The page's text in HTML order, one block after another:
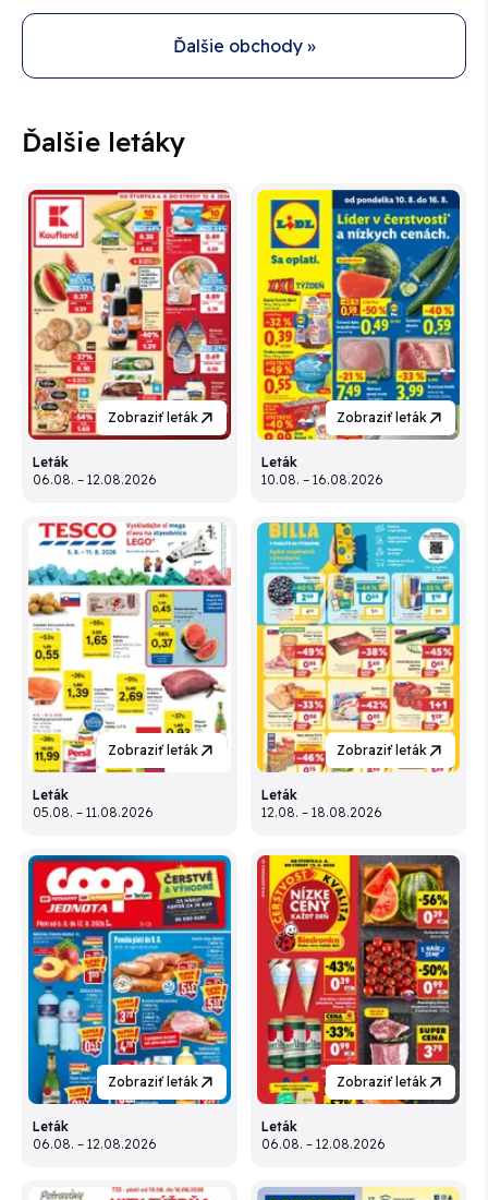
Ďalšie obchody »
Ďalšie letáky
Zobraziť leták
Leták
06.08. – 12.08.2026
Zobraziť leták
Leták
10.08. – 16.08.2026
Zobraziť leták
Leták
05.08. – 11.08.2026
Zobraziť leták
Leták
12.08. – 18.08.2026
Zobraziť leták
Leták
06.08. – 12.08.2026
Zobraziť leták
Leták
06.08. – 12.08.2026